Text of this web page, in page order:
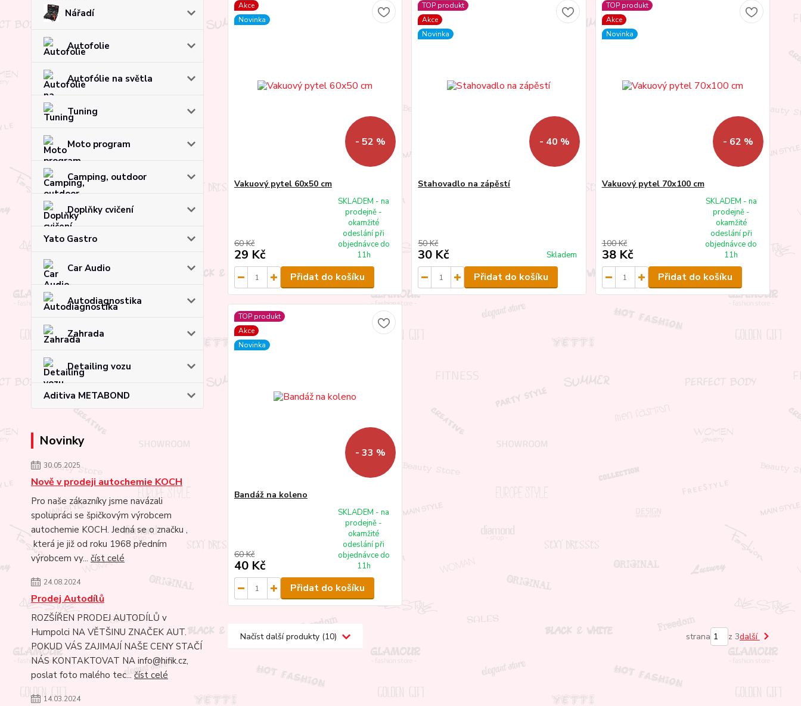
Nářadí
Autofolie
Autofólie na světla
Tuning
Moto program
Camping, outdoor
Doplňky cvičení
Yato Gastro
Car Audio
Autodiagnostika
Zahrada
Detailing vozu
Aditiva METABOND
Novinky
30.05.2025
Nově v prodeji autochemie KOCH
Pro naše zákazníky jsme navázali
spolupráci se špičkovým výrobcem
autochemie KOCH. Jedná se o značku ,
která je již od roku 1968 předním
výrobcem vy... číst celé
24.08.2024
Prodej Autodílů
ROZŠÍŘEN PRODEJ AUTODÍLŮ v
Humpolci NA VĚTŠINU ZNAČEK AUT.
POKUD VÁS ZAJIMAJÍ NAŠE CENY STAČÍ
NÁS KONTAKTOVAT NA info@hifik.cz,
poslat foto malého tec...číst celé
14.03.2024
Akce
Novinka
- 52 %
Vakuový pytel 60x50 cm
60 Kč
29 Kč
SKLADEM - na
prodejně -
okamžité
odeslání při
objednávce do
11h
Přidat do košíku
TOP produkt
Akce
Novinka
- 40 %
Stahovadlo na zápěstí
50 Kč
30 Kč Skladem
Přidat do košíku
TOP produkt
Akce
Novinka
- 62 %
Vakuový pytel 70x100 cm
100 Kč
38 Kč
SKLADEM - na
prodejně -
okamžité
odeslání při
objednávce do
11h
Přidat do košíku
TOP produkt
Akce
Novinka
- 33 %
Bandáž na koleno
60 Kč
40 Kč
SKLADEM - na
prodejně -
okamžité
odeslání při
objednávce do
11h
Přidat do košíku
Načíst další produkty (10) strana z 3další